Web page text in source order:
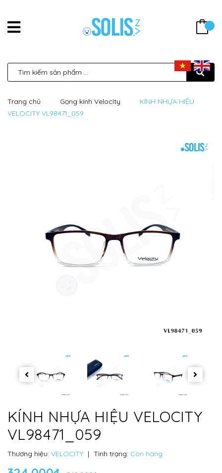
Trang chủ Gọng kính Velocity
KÍNH NHỰA HIỆU
VELOCITY VL98471_059
KÍNH NHỰA HIỆU VELOCITY
VL98471_059
Thương hiệu: VELOCITY | Tình trạng: Còn hàng